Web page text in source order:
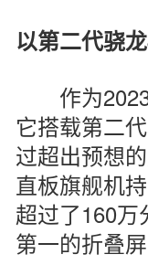
以第二代骁
作为2023
它搭载第二
过超出预想
直板旗舰机
超过了160
第一的折叠